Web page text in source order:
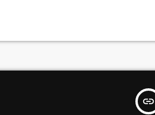
insert_link